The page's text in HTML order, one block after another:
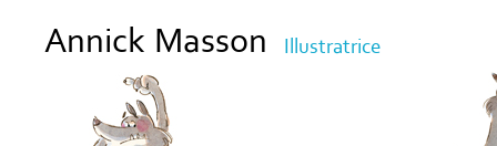
Annick Masson Illustratrice